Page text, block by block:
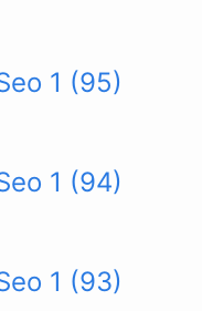
1 (95)
1 (94)
1 (93)